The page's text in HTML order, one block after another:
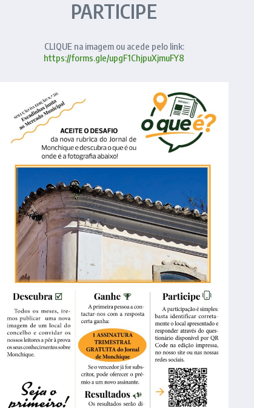
PARTICIPE
CLIQUE na imagem ou acede pelo link:
https://forms.gle/upgF1ChjpuXjmuFY8